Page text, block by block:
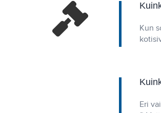
Kun
Eri